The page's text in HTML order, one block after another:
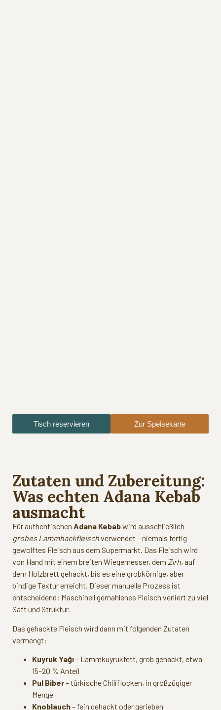
Tisch reservieren Zur Speisekarte
Zutaten und Zubereitung:
Was echten Adana Kebab
ausmacht
Für authentischen Adana Kebabwird ausschließlich
grobes Lammhackfleischverwendet – niemals fertig
gewolftes Fleisch aus dem Supermarkt. Das Fleisch wird
von Hand mit einem breiten Wiegemesser, dem Zırh, auf
dem Holzbrett gehackt, bis es eine grobkörnige, aber
bindige Textur erreicht. Dieser manuelle Prozess ist
entscheidend: Maschinell gemahlenes Fleisch verliert zu viel
Saft und Struktur.
Das gehackte Fleisch wird dann mit folgenden Zutaten
vermengt:
Kuyruk Yağı– Lammkuyrukfett, grob gehackt, etwa
15–20 % Anteil
Pul Biber– türkische Chiliflocken, in großzügiger
Menge
Knoblauch– fein gehackt oder gerieben